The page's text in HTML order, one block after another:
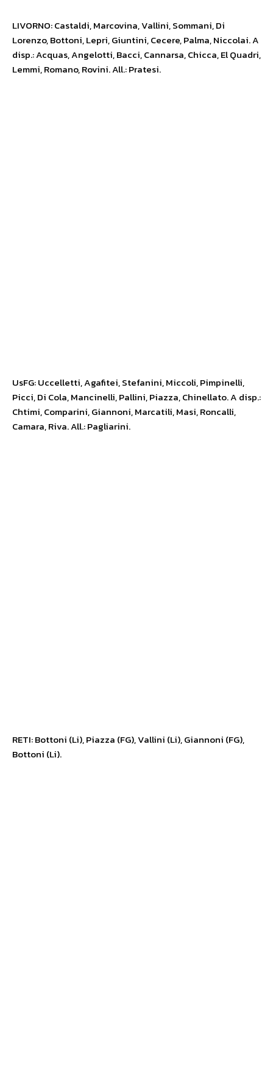
LIVORNO: Castaldi, Marcovina, Vallini, Sommani, Di
Lorenzo, Bottoni, Lepri, Giuntini, Cecere, Palma, Niccolai. A
disp.: Acquas, Angelotti, Bacci, Cannarsa, Chicca, El Quadri,
Lemmi, Romano, Rovini. All.: Pratesi.
UsFG: Uccelletti, Agafitei, Stefanini, Miccoli, Pimpinelli,
Picci, Di Cola, Mancinelli, Pallini, Piazza, Chinellato. A disp.:
Chtimi, Comparini, Giannoni, Marcatili, Masi, Roncalli,
Camara, Riva. All.: Pagliarini.
RETI: Bottoni (Li), Piazza (FG), Vallini (Li), Giannoni (FG),
Bottoni (Li).